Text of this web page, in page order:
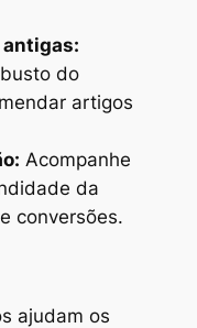
do
artigos
Acompanhe
da
conversões.
ajudam os